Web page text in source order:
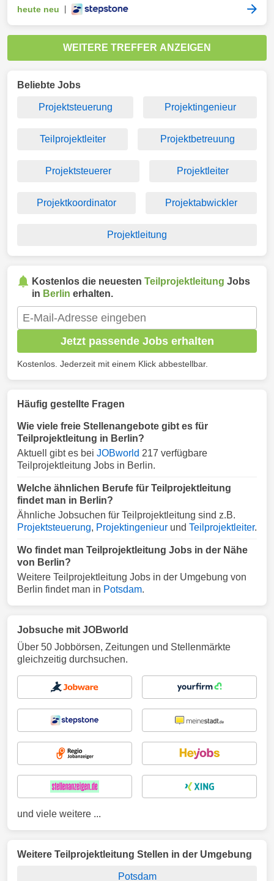
heute neu
WEITERE TREFFER ANZEIGEN
Beliebte Jobs
Projektsteuerung Projektingenieur
Teilprojektleiter Projektbetreuung
Projektsteuerer Projektleiter
Projektkoordinator Projektabwickler
Projektleitung
Kostenlos die neuesten Teilprojektleitung Jobs
in Berlin erhalten.
Jetzt passende Jobs erhalten
Kostenlos. Jederzeit mit einem Klick abbestellbar.
Häufig gestellte Fragen
Wie viele freie Stellenangebote gibt es für
Teilprojektleitung in Berlin?
Aktuell gibt es bei JOBworld 217 verfügbare
Teilprojektleitung Jobs in Berlin.
Welche ähnlichen Berufe für Teilprojektleitung
findet man in Berlin?
Ähnliche Jobsuchen für Teilprojektleitung sind z.B.
Projektsteuerung, Projektingenieur und Teilprojektleiter.
Wo findet man Teilprojektleitung Jobs in der Nähe
von Berlin?
Weitere Teilprojektleitung Jobs in der Umgebung von
Berlin findet man in Potsdam.
Jobsuche mit JOBworld
Über 50 Jobbörsen, Zeitungen und Stellenmärkte
gleichzeitig durchsuchen.
und viele weitere ...
Weitere Teilprojektleitung Stellen in der Umgebung
Potsdam